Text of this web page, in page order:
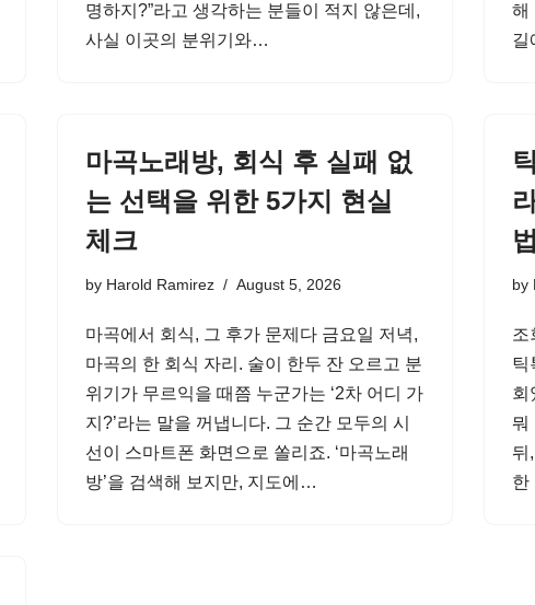
명하지?”라고 생각하는 분들이 적지 않은데,
사실 이곳의 분위기와…
해
길
마곡노래방, 회식 후 실패 없
는 선택을 위한 5가지 현실
체크
by Harold Ramirez August 5, 2026
마곡에서 회식, 그 후가 문제다 금요일 저녁,
마곡의 한 회식 자리. 술이 한두 잔 오르고 분
위기가 무르익을 때쯤 누군가는 ‘2차 어디 가
지?’라는 말을 꺼냅니다. 그 순간 모두의 시
선이 스마트폰 화면으로 쏠리죠. ‘마곡노래
방’을 검색해 보지만, 지도에…
법
by
조
틱
회
뭐
뒤
한